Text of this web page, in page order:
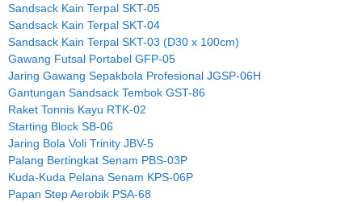
Sandsack Kain Terpal SKT-05
Sandsack Kain Terpal SKT-04
Sandsack Kain Terpal SKT-03 (D30 x 100cm)
Gawang Futsal Portabel GFP-05
Jaring Gawang Sepakbola Profesional JGSP-06H
Gantungan Sandsack Tembok GST-86
Raket Tonnis Kayu RTK-02
Starting Block SB-06
Jaring Bola Voli Trinity JBV-5
Palang Bertingkat Senam PBS-03P
Kuda-Kuda Pelana Senam KPS-06P
Papan Step Aerobik PSA-68